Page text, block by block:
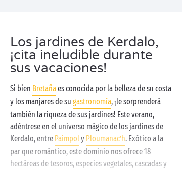
Los jardines de Kerdalo,
¡cita ineludible durante
sus vacaciones!
Si bien Bretañaes conocida por la belleza de su costa
y los manjares de su gastronomía, ¡le sorprenderá
también la riqueza de sus jardines! Este verano,
adéntrese en el universo mágico de los jardines de
Kerdalo, entre Paimpoly Ploumanac’h. Exótico a la
par que romántico, este dominio nos ofrece 18
hectáreas de tesoros, especies vegetales, cascadas y